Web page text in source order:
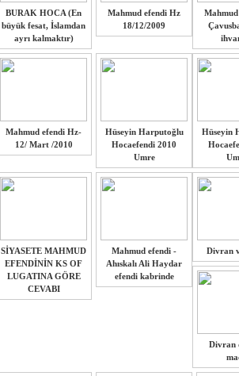
BURAK HOCA (En
büyük fesat, İslamdan
ayrı kalmaktır)
Mahmud efendi Hz
18/12/2009
Mahmud efendi Hz-
12/ Mart /2010
Hüseyin Harputoğlu
Hocaefendi 2010
Umre
Hüseyin
SİYASETE MAHMUD
EFENDİNİN KS OF
LUGATINA GÖRE
CEVABI
Mahmud efendi -
Ahıskalı Ali Haydar
efendi kabrinde
Divran
Divran